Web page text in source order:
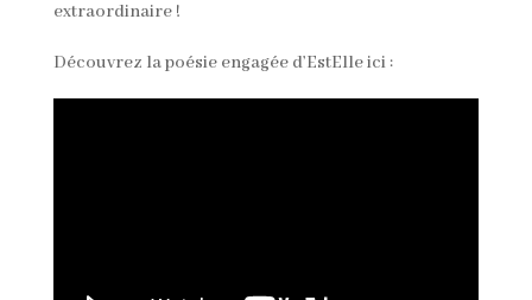
extraordinaire !
Découvrez la poésie engagée d’EstElle ici :